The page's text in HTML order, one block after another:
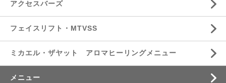
アクセスバーズ
フェイスリフト・MTVSS
ミカエル・ザヤット アロマヒーリングメニュー
メニュー